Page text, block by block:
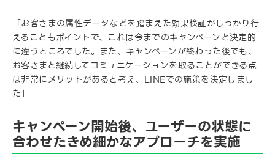
「お客さまの属性データなどを踏まえた効果検証がしっかり行
えることもポイントで、これは今までのキャンペーンと決定的
に違うところでした。また、キャンペーンが終わった後でも、
お客さまと継続してコミュニケーションを取ることができる点
は非常にメリットがあると考え、LINEでの施策を決定しまし
た」
キャンペーン開始後、ユーザーの状態に
合わせたきめ細かなアプローチを実施